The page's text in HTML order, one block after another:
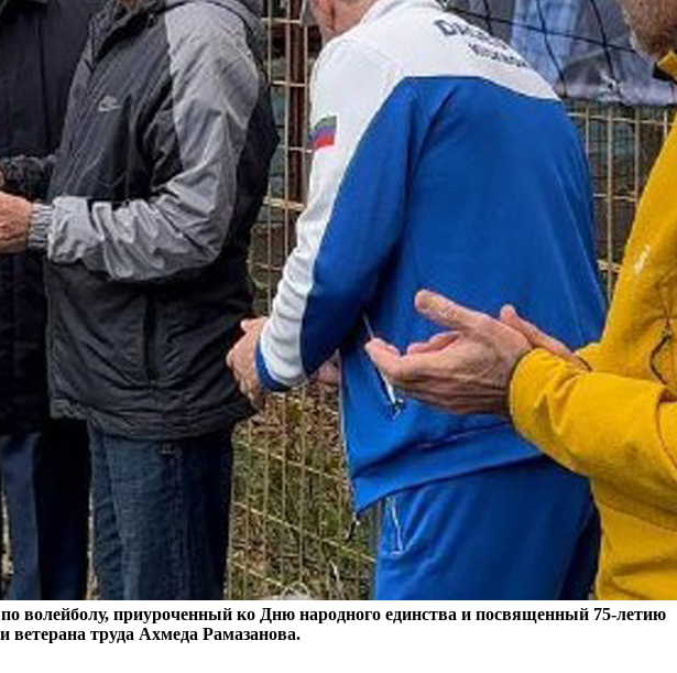
волейболу, приуроченный ко Дню народного единства и посвященный 75-летию
ветерана труда Ахмеда Рамазанова.